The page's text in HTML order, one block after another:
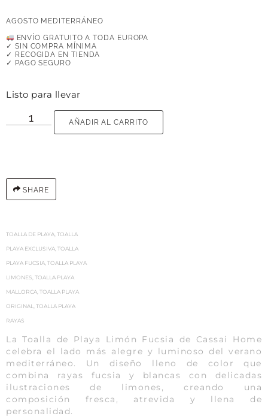
AGOSTO MEDITERRÁNEO
ENVÍO GRATUITO A TODA EUROPA
✓ SIN COMPRA MÍNIMA
✓ RECOGIDA EN TIENDA
✓ PAGO SEGURO
Listo para llevar
AÑADIR AL CARRITO
SHARE
TOALLA DE PLAYA TOALLA
PLAYA EXCLUSIVA TOALLA
PLAYA FUCSIA TOALLA PLAYA
LIMONES TOALLA PLAYA
MALLORCA TOALLA PLAYA
ORIGINAL TOALLA PLAYA
RAYAS
La Toalla de Playa Limón Fucsia de Cassai Home
celebra el lado más alegre y luminoso del verano
mediterráneo. Un diseño lleno de color que
combina rayas fucsia y blancas con delicadas
ilustraciones de limones, creando una
composición fresca, atrevida y llena de
personalidad.